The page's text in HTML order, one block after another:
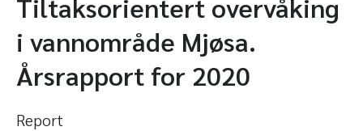
Tiltaksorientert overvåking
i vannområde Mjøsa.
Årsrapport for 2020
Report